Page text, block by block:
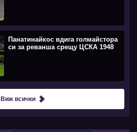
Панатинайкос вдига голмайстора
си за реванша срещу ЦСКА 1948
Виж всички